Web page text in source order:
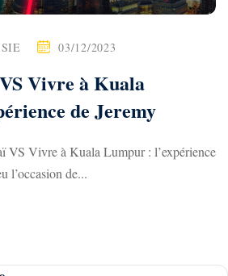
03/12/2023
Vivre à Kuala
de Jeremy
VS Vivre à Kuala Lumpur : l’expérience
l’occasion de...